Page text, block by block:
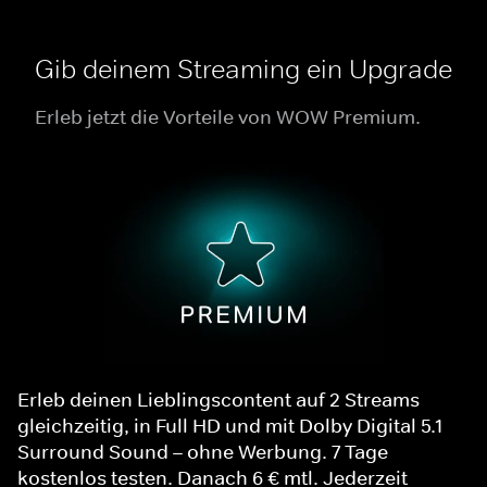
Gib deinem Streaming ein Upgrade
Erleb jetzt die Vorteile von WOW Premium.
Erleb deinen Lieblingscontent auf 2 Streams
gleichzeitig, in Full HD und mit Dolby Digital 5.1
Surround Sound – ohne Werbung. 7 Tage
kostenlos testen. Danach 6 € mtl. Jederzeit